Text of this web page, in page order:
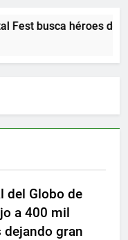
Fest busca héroes de
del Globo de
a 400 mil
dejando gran